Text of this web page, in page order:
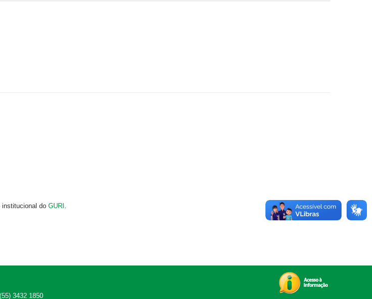
institucional do GURI
3432 1850